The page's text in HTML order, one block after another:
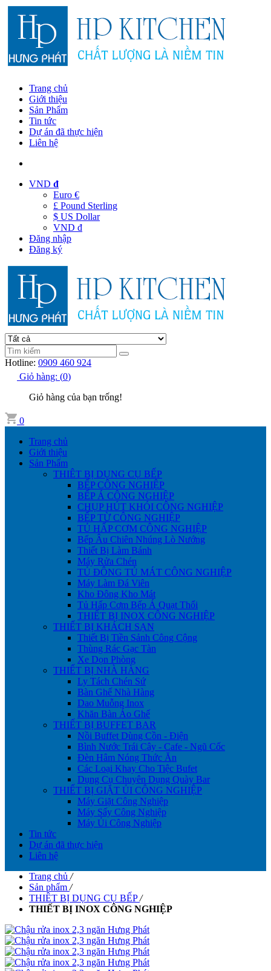
Trang chủ
Giới thiệu
Sản Phẩm
Tin tức
Dự án đã thực hiện
Liên hệ
VND đ
Euro €
£ Pound Sterling
$ US Dollar
VND đ
Đăng nhập
Đăng ký
Hotline: 0909 460 924
Giỏ hàng: (0)
Giỏ hàng của bạn trống!
0
Trang chủ
Giới thiệu
Sản Phẩm
THIÊT BỊ DỤNG CỤ BẾP
BẾP CÔNG NGHIỆP
BẾP Á CÔNG NGHIỆP
CHỤP HÚT KHÓI CÔNG NGHIỆP
BẾP TỪ CÔNG NGHIỆP
TỦ HẤP CƠM CÔNG NGHIỆP
Bếp Âu Chiên Nhúng Lò Nướng
Thiết Bị Làm Bánh
Máy Rửa Chén
TỦ ĐÔNG TỦ MÁT CÔNG NGHIỆP
Máy Làm Đá Viên
Kho Đông Kho Mát
Tủ Hấp Cơm Bếp Á Quạt Thổi
THIẾT BỊ INOX CÔNG NGHIỆP
THIẾT BỊ KHÁCH SẠN
Thiết Bị Tiền Sảnh Công Cộng
Thùng Rác Gạc Tàn
Xe Dọn Phòng
THIẾT BỊ NHÀ HÀNG
Ly Tách Chén Sứ
Bàn Ghế Nhà Hàng
Dao Muỗng Inox
Khăn Bàn Áo Ghế
THIẾT BỊ BUFFET BAR
Nồi Buffet Dùng Cồn - Điện
Bình Nước Trái Cây - Cafe - Ngũ Cốc
Đèn Hâm Nóng Thức Ăn
Các Loại Khay Cho Tiệc Bufet
Dụng Cụ Chuyên Dụng Quày Bar
THIẾT BỊ GIẶT ỦI CÔNG NGHIỆP
Máy Giặt Công Nghiệp
Máy Sấy Công Nghiệp
Máy Ủi Công Nghiệp
Tin tức
Dự án đã thực hiện
Liên hệ
Trang chủ /
Sản phẩm /
THIÊT BỊ DỤNG CỤ BẾP /
THIẾT BỊ INOX CÔNG NGHIỆP